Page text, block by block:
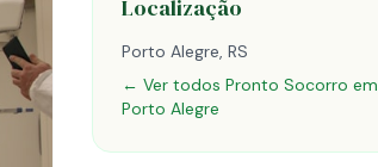
Localização
Porto Alegre, RS
← Ver todos Pronto Socorro em
Porto Alegre